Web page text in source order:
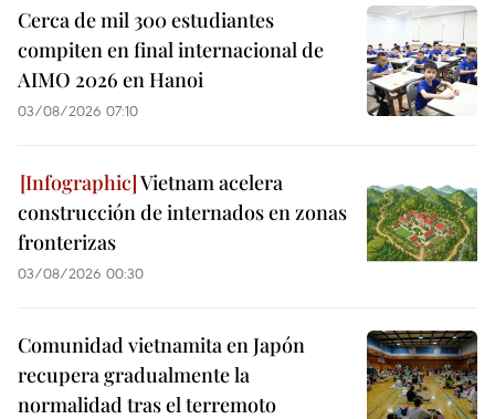
Cerca de mil 300 estudiantes
compiten en final internacional de
AIMO 2026 en Hanoi
03/08/2026 07:10
Vietnam acelera
construcción de internados en zonas
fronterizas
03/08/2026 00:30
Comunidad vietnamita en Japón
recupera gradualmente la
normalidad tras el terremoto